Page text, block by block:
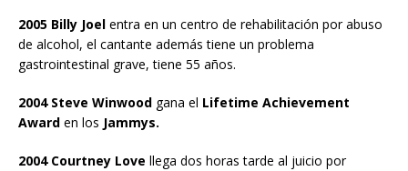
2005 Billy Joel entra en un centro de rehabilitación por abuso
de alcohol, el cantante además tiene un problema
gastrointestinal grave, tiene 55 años.
2004 Steve Winwood gana el Lifetime Achievement
Award en los Jammys.
2004 Courtney Love llega dos horas tarde al juicio por